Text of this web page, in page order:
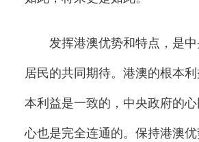
发挥港澳优势和特点，是中
居民的共同期待。港澳的根本
本利益是一致的，中央政府的
心也是完全连通的。保持港澳